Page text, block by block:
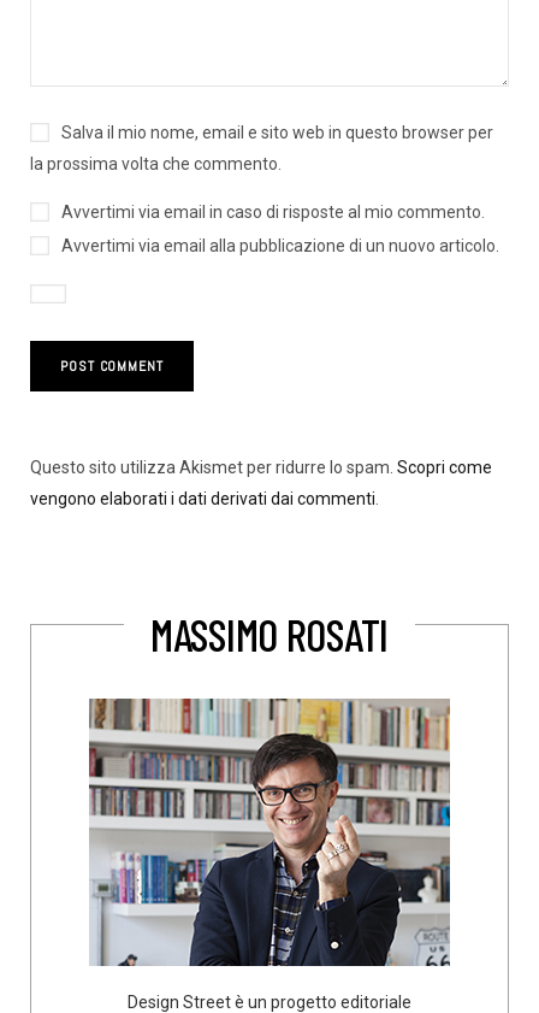
Salva il mio nome, email e sito web in questo browser per
la prossima volta che commento.
Avvertimi via email in caso di risposte al mio commento.
Avvertimi via email alla pubblicazione di un nuovo articolo.
Questo sito utilizza Akismet per ridurre lo spam. Scopri come
vengono elaborati i dati derivati dai commenti
MASSIMO ROSATI
Design Street è un progetto editoriale